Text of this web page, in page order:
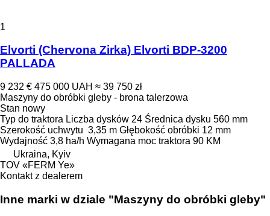
1
Elvorti (Chervona Zirka) Elvorti BDP-3200
PALLADA
9 232 € 475 000 UAH ≈ 39 750 zł
Maszyny do obróbki gleby - brona talerzowa
Stan nowy
Typ do traktora Liczba dysków 24 Średnica dysku 560 mm
Szerokość uchwytu 3,35 m Głębokość obróbki 12 mm
Wydajność 3,8 ha/h Wymagana moc traktora 90 KM
Ukraina, Kyiv
TOV «FERM Ye»
Kontakt z dealerem
Inne marki w dziale "Maszyny do obróbki gleby"